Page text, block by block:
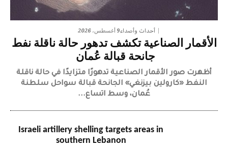
أحداث وأصداء9 أغسطس، 2026
الأقمار الصناعية تكشف تدهور حالة ناقلة نفط
جانحة قبالة عُمان
أظهرت صور الأقمار الصناعية تدهورًا متزايدًا في حالة ناقلة
النفط «كارولين بيزنغي» الجانحة قبالة سواحل سلطنة
عُمان، وسط اتساع...
Israeli artillery shelling targets areas in
southern Lebanon